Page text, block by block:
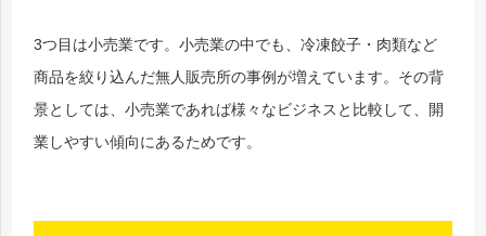
3つ目は小売業です。小売業の中でも、冷凍餃子・肉類など
商品を絞り込んだ無人販売所の事例が増えています。その背
景としては、小売業であれば様々なビジネスと比較して、開
業しやすい傾向にあるためです。